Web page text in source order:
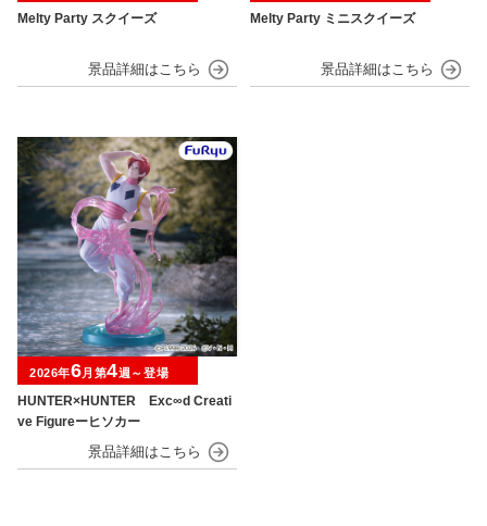
Melty Party スクイーズ Melty Party ミニスクイーズ
HUNTER×HUNTER Exc∞d Creati
ve Figureーヒソカー
2026年6月第4週～登場